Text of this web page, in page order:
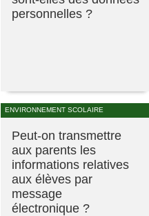
personnelles ?
ENVIRONNEMENT SCOLAIRE
Peut-on transmettre
aux parents les
informations relatives
aux élèves par
message
électronique ?